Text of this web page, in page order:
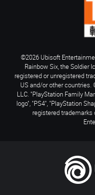
©2026 Ubisoft
Rainbow Six, the Soldier
registered or unregistered
US and/or other
LLC. "PlayStation Family
logo", "PS4", "PlayStation
registered trademarks